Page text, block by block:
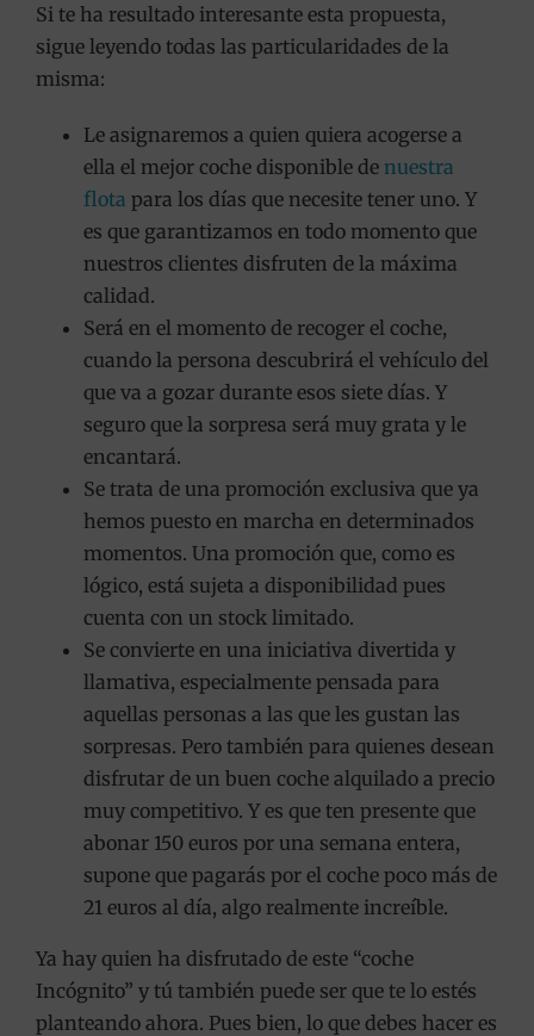
Si te ha resultado interesante esta propuesta,
sigue leyendo todas las particularidades de la
misma:
Le asignaremos a quien quiera acogerse a
ella el mejor coche disponible de nuestra
flota para los días que necesite tener uno. Y
es que garantizamos en todo momento que
nuestros clientes disfruten de la máxima
calidad.
Será en el momento de recoger el coche,
cuando la persona descubrirá el vehículo del
que va a gozar durante esos siete días. Y
seguro que la sorpresa será muy grata y le
encantará.
Se trata de una promoción exclusiva que ya
hemos puesto en marcha en determinados
momentos. Una promoción que, como es
lógico, está sujeta a disponibilidad pues
cuenta con un stock limitado.
Se convierte en una iniciativa divertida y
llamativa, especialmente pensada para
aquellas personas a las que les gustan las
sorpresas. Pero también para quienes desean
disfrutar de un buen coche alquilado a precio
muy competitivo. Y es que ten presente que
abonar 150 euros por una semana entera,
supone que pagarás por el coche poco más de
21 euros al día, algo realmente increíble.
Ya hay quien ha disfrutado de este “coche
Incógnito” y tú también puede ser que te lo estés
planteando ahora. Pues bien, lo que debes hacer es